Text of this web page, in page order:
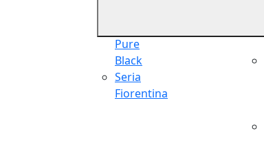
Pure
Black
Seria
Fiorentina